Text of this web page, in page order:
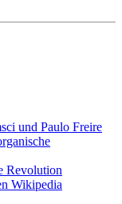
und Paulo Freire
Revolution
Wikipedia